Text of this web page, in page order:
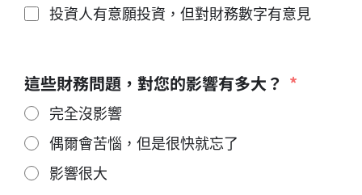
投資人有意願投資，但對財務數字有意見
這些財務問題，對您的影響有多大？
完全沒影響
偶爾會苦惱，但是很快就忘了
影響很大